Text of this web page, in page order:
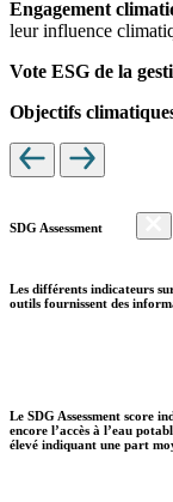
Engagement
leur influence
Vote ESG de la
Objectifs
SDG Assessment
Les différents indicateurs
outils fournissent des
Le SDG Assessment score
encore l’accès à l’eau
élevé indiquant une part